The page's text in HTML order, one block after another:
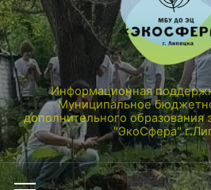
Информационная
Муниципальное
дополнительного образования
"ЭкоСфера"
Поиск